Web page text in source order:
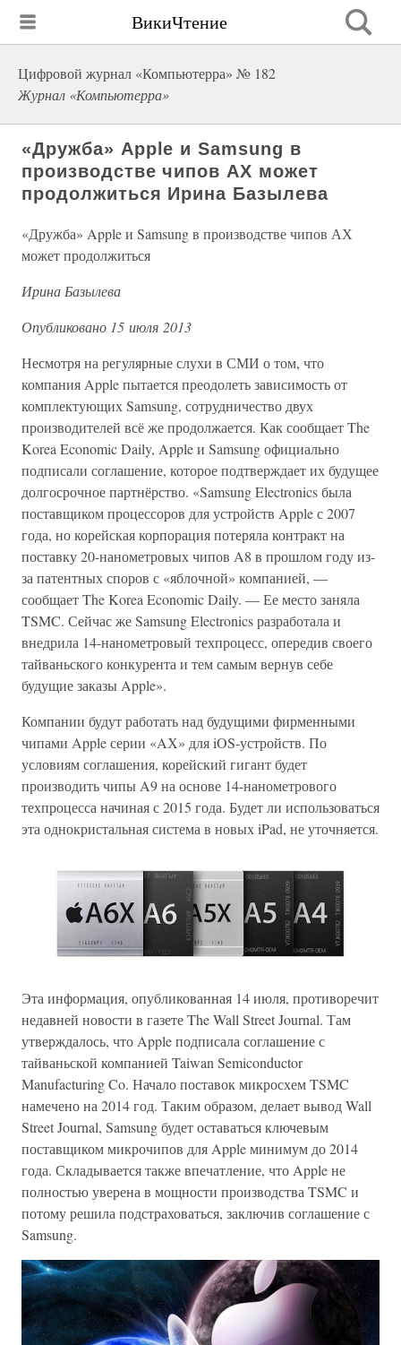
ВикиЧтение
Цифровой журнал «Компьютерра» № 182
Журнал «Компьютерра»
«Дружба» Apple и Samsung в
производстве чипов АХ может
продолжиться Ирина Базылева
«Дружба» Apple и Samsung в производстве чипов АХ
может продолжиться
Ирина Базылева
Опубликовано 15 июля 2013
Несмотря на регулярные слухи в СМИ о том, что
компания Apple пытается преодолеть зависимость от
комплектующих Samsung, сотрудничество двух
производителей всё же продолжается. Как сообщает The
Korea Economic Daily, Apple и Samsung официально
подписали соглашение, которое подтверждает их будущее
долгосрочное партнёрство. «Samsung Electronics была
поставщиком процессоров для устройств Apple с 2007
года, но корейская корпорация потеряла контракт на
поставку 20-нанометровых чипов A8 в прошлом году из-
за патентных споров с «яблочной» компанией, —
сообщает The Korea Economic Daily. — Ее место заняла
TSMC. Сейчас же Samsung Electronics разработала и
внедрила 14-нанометровый техпроцесс, опередив своего
тайваньского конкурента и тем самым вернув себе
будущие заказы Apple».
Компании будут работать над будущими фирменными
чипами Apple серии «AХ» для iOS-устройств. По
условиям соглашения, корейский гигант будет
производить чипы A9 на основе 14-нанометрового
техпроцесса начиная с 2015 года. Будет ли использоваться
эта однокристальная система в новых iPad, не уточняется.
Эта информация, опубликованная 14 июля, противоречит
недавней новости в газете The Wall Street Journal. Там
утверждалось, что Apple подписала соглашение с
тайваньской компанией Taiwan Semiconductor
Manufacturing Co. Начало поставок микросхем TSMC
намечено на 2014 год. Таким образом, делает вывод Wall
Street Journal, Samsung будет оставаться ключевым
поставщиком микрочипов для Apple минимум до 2014
года. Складывается также впечатление, что Apple не
полностью уверена в мощности производства TSMC и
потому решила подстраховаться, заключив соглашение с
Samsung.